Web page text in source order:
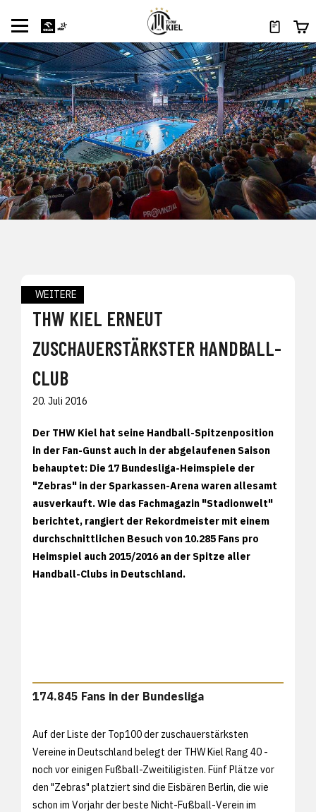
WEITERE
THW KIEL ERNEUT
ZUSCHAUERSTÄRKSTER HANDBALL-
CLUB
20. Juli 2016
Der THW Kiel hat seine Handball-Spitzenposition
in der Fan-Gunst auch in der abgelaufenen Saison
behauptet: Die 17 Bundesliga-Heimspiele der
"Zebras" in der Sparkassen-Arena waren allesamt
ausverkauft. Wie das Fachmagazin "Stadionwelt"
berichtet, rangiert der Rekordmeister mit einem
durchschnittlichen Besuch von 10.285 Fans pro
Heimspiel auch 2015/2016 an der Spitze aller
Handball-Clubs in Deutschland.
174.845 Fans in der Bundesliga
Auf der Liste der Top100 der zuschauerstärksten
Vereine in Deutschland belegt der THW Kiel Rang 40 -
noch vor einigen Fußball-Zweitiligisten. Fünf Plätze vor
den "Zebras" platziert sind die Eisbären Berlin, die wie
schon im Vorjahr der beste Nicht-Fußball-Verein im